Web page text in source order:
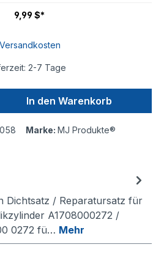
9,99 $*
2-7 Tage
In den Warenkorb
Marke: MJ Produkte®
Dichtsatz / Reparatursatz für
A1708000272 /
0272 fü… Mehr